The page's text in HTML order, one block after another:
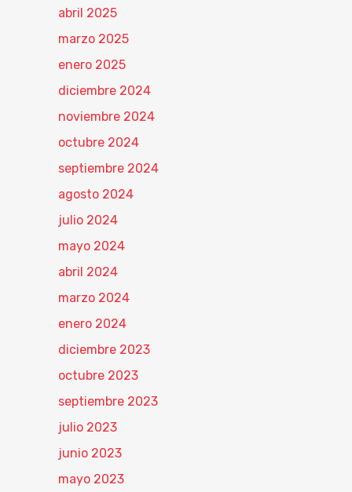
abril 2025
marzo 2025
enero 2025
diciembre 2024
noviembre 2024
octubre 2024
septiembre 2024
agosto 2024
julio 2024
mayo 2024
abril 2024
marzo 2024
enero 2024
diciembre 2023
octubre 2023
septiembre 2023
julio 2023
junio 2023
mayo 2023